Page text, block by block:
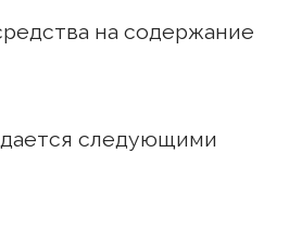
на содержание
следующими